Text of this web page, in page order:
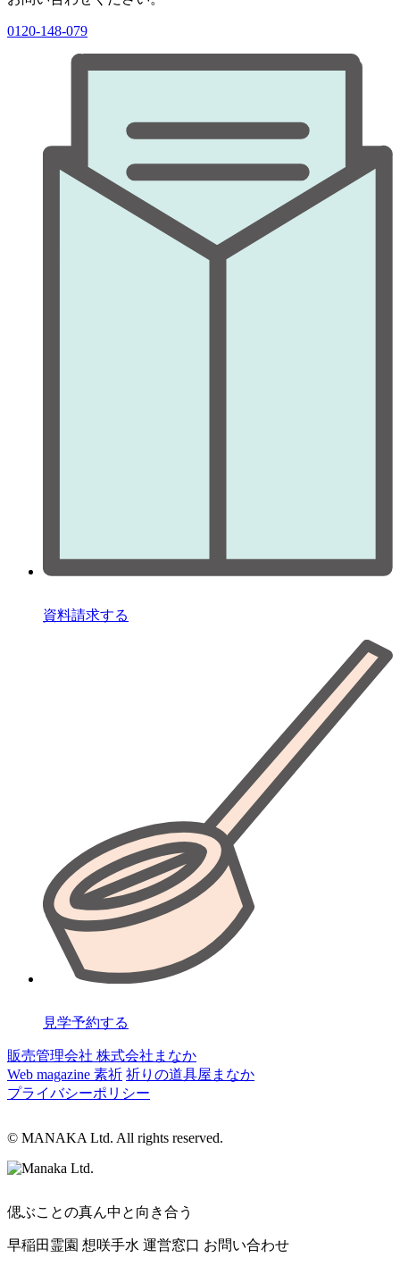
0120-148-079
資料請求する
見学予約する
販売管理会社 株式会社まなか
Web magazine 素祈 祈りの道具屋まなか
プライバシーポリシー
© MANAKA Ltd. All rights reserved.
偲ぶことの真ん中と向き合う
早稲田霊園 想咲手水 運営窓口 お問い合わせ